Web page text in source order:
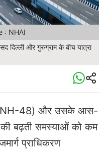
दिल्ली और गुरुग्राम के बीच यात्रा
: NHAI
(NH-48) और उसके आस-
की बढ़ती समस्याओं को कम
प्राधिकरण